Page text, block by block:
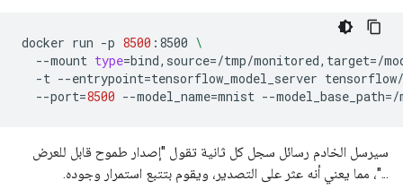
docker run -p 8500 :8500 \
--mount type=bind,source=/tmp/monitored,target=/
-t --entrypoint=tensorflow_model_server
--port=8500 --model_name=mnist --model_base_path=/
سيرسل الخادم رسائل سجل كل ثانية تقول "إصدار طموح قابل للعرض
..."، مما يعني أنه عثر على التصدير، ويقوم بتتبع استمرار وجوده.